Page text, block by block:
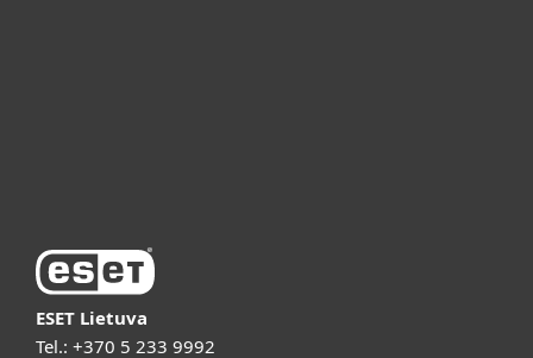
ESET Lietuva
Tel.: +370 5 233 9992